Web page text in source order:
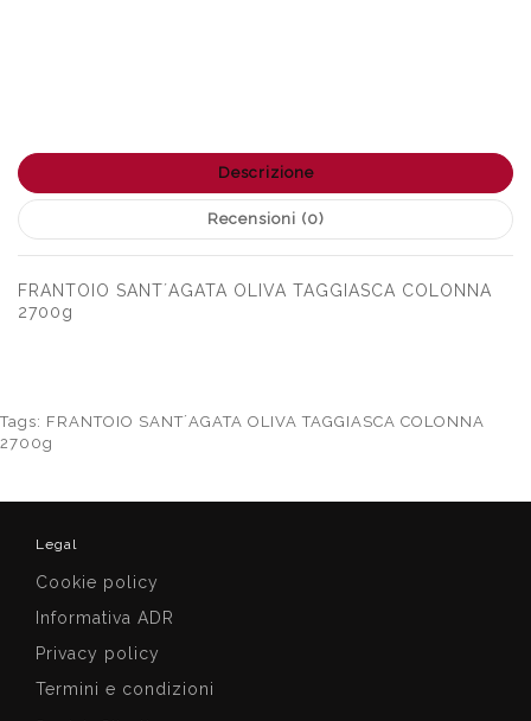
Descrizione
Recensioni (0)
FRANTOIO SANT´AGATA OLIVA TAGGIASCA COLONNA
2700g
Tags: FRANTOIO SANT´AGATA OLIVA TAGGIASCA COLONNA
2700g
Legal
Cookie policy
Informativa ADR
Privacy policy
Termini e condizioni